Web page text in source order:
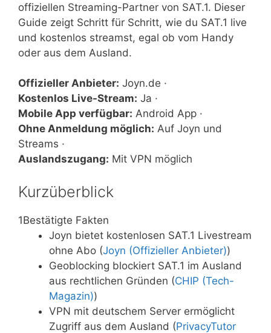
offiziellen Streaming-Partner von SAT.1. Dieser
Guide zeigt Schritt für Schritt, wie du SAT.1 live
und kostenlos streamst, egal ob vom Handy
oder aus dem Ausland.
Offizieller Anbieter: Joyn.de ·
Kostenlos Live-Stream: Ja ·
Mobile App verfügbar: Android App ·
Ohne Anmeldung möglich: Auf Joyn und
Streams ·
Auslandszugang: Mit VPN möglich
Kurzüberblick
1Bestätigte Fakten
Joyn bietet kostenlosen SAT.1 Livestream
ohne Abo (Joyn (Offizieller Anbieter))
Geoblocking blockiert SAT.1 im Ausland
aus rechtlichen Gründen (CHIP (Tech-
Magazin))
VPN mit deutschem Server ermöglicht
Zugriff aus dem Ausland (PrivacyTutor